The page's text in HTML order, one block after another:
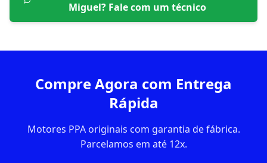
Miguel? Fale com um técnico
Compre Agora com Entrega
Rápida
Motores PPA originais com garantia de fábrica.
Parcelamos em até 12x.